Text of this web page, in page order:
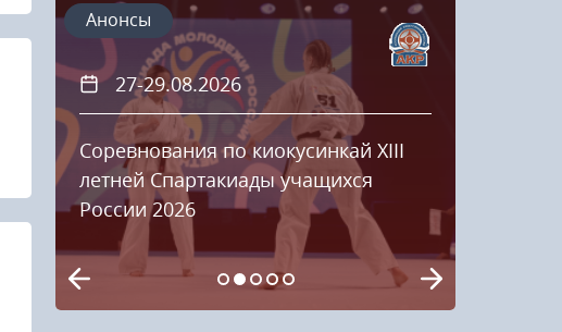
27-29.08.2026
Соревнования по киокусинкай XIII
летней Спартакиады учащихся
России 2026
Анонсы